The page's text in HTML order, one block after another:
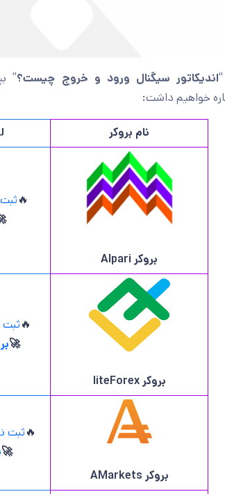
اندیکاتور سیگنال ورود و خروج چیست؟”
خواهیم داشت:
نام بروکر
بروکر Alpari
🔥
بروکرliteForex
🔥ثبت
🚀
بروکر AMarkets
🔥ثبت
🚀